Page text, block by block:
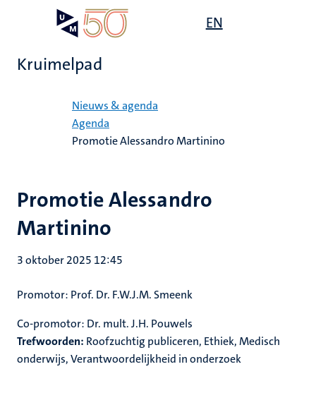
EN
Kruimelpad
Nieuws & agenda
Agenda
Promotie Alessandro Martinino
Promotie Alessandro
Martinino
3 oktober 2025 12:45
Promotor: Prof. Dr. F.W.J.M. Smeenk
Co-promotor: Dr. mult. J.H. Pouwels
Trefwoorden: Roofzuchtig publiceren, Ethiek, Medisch
onderwijs, Verantwoordelijkheid in onderzoek